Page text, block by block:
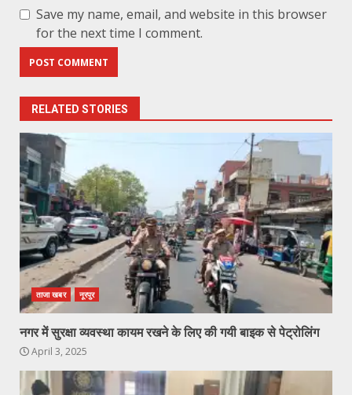
Save my name, email, and website in this browser
for the next time I comment.
RELATED STORIES
ताजा खबर नूरपुर
नगर में सुरक्षा व्यवस्था कायम रखने के लिए की गयी बाइक से पेट्रोलिंग
April 3, 2025